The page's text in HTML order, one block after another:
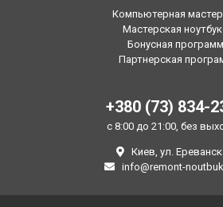
Компьютерная
Мастерская
Бонусная
Партнерская
+380 (73) 834-
с 8:00 до 21:00, без
Киев, ул.
info@remont-